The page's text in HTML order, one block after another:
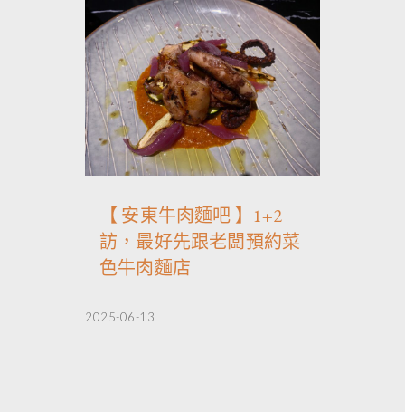
【 安東牛肉麵吧 】1+2
訪，最好先跟老闆預約菜
色牛肉麵店
2025-06-13